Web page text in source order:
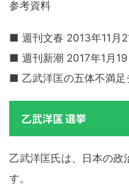
参考資料
■ 週刊文春 2013年11月
■ 週刊新潮 2017年1月
■ 乙武洋匡の五体不満足
乙武洋匡 選挙
乙武洋匡氏は、日本の政
す。